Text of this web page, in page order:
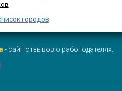
городов
- сайт отзывов о работодателях.